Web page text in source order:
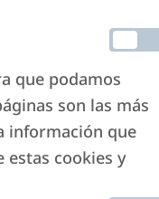
que podamos
son las más
información que
estas cookies y